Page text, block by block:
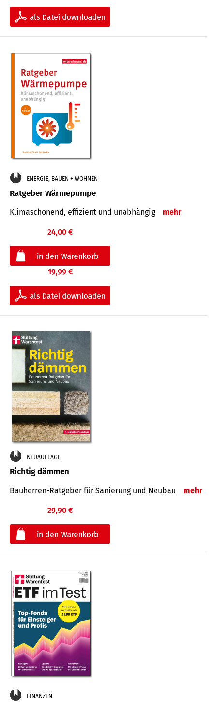
ENERGIE, BAUEN + WOHNEN
Ratgeber Wärmepumpe
Klimaschonend, effizient und unabhängig mehr
24,00 €
19,99 €
NEUAUFLAGE
Richtig dämmen
Bauherren-Ratgeber für Sanierung und Neubau mehr
29,90 €
FINANZEN